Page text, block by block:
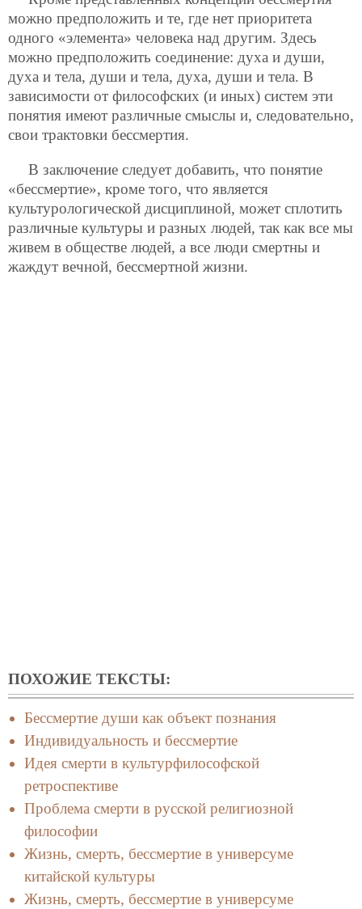
можно предположить и те, где нет приоритета
одного «элемента» человека над другим. Здесь
можно предположить соединение: духа и души,
духа и тела, души и тела, духа, души и тела. В
зависимости от философских (и иных) систем эти
понятия имеют различные смыслы и, следовательно,
свои трактовки бессмертия.
В заключение следует добавить, что понятие
«бессмертие», кроме того, что является
культурологической дисциплиной, может сплотить
различные культуры и разных людей, так как все мы
живем в обществе людей, а все люди смертны и
жаждут вечной, бессмертной жизни.
ПОХОЖИЕ ТЕКСТЫ:
Бессмертие души как объект познания
Индивидуальность и бессмертие
Идея смерти в культурфилософской
ретроспективе
Проблема смерти в русской религиозной
философии
Жизнь, смерть, бессмертие в универсуме
китайской культуры
Жизнь, смерть, бессмертие в универсуме